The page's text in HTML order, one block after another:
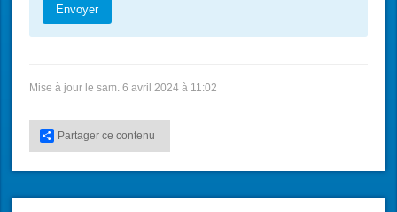
Envoyer
Mise à jour le sam. 6 avril 2024 à 11:02
Partager ce contenu